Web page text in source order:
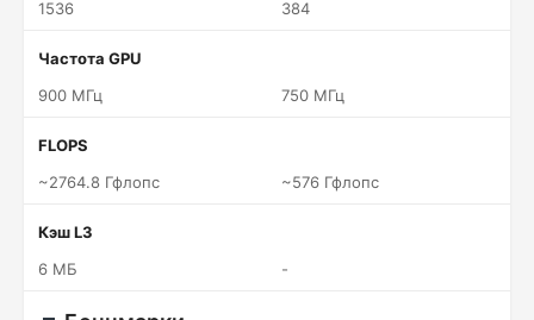
1536
384
Частота GPU
900 МГц
750 МГц
FLOPS
~2764.8 Гфлопс
~576 Гфлопс
Кэш L3
6 МБ
-